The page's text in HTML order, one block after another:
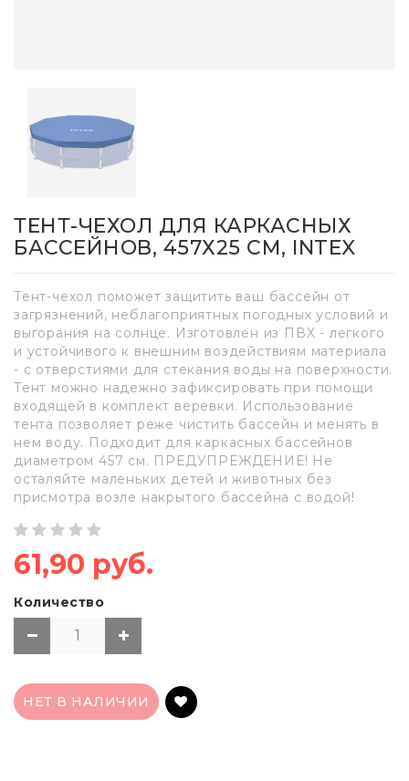
ТЕНТ-ЧЕХОЛ ДЛЯ КАРКАСНЫХ
БАССЕЙНОВ, 457Х25 СМ, INTEX
Тент-чехол поможет защитить ваш бассейн от
загрязнений, неблагоприятных погодных условий и
выгорания на солнце. Изготовлен из ПВХ - легкого
и устойчивого к внешним воздействиям материала
- с отверстиями для стекания воды на поверхности.
Тент можно надежно зафиксировать при помощи
входящей в комплект веревки. Использование
тента позволяет реже чистить бассейн и менять в
нем воду. Подходит для каркасных бассейнов
диаметром 457 см. ПРЕДУПРЕЖДЕНИЕ! Не
осталяйте маленьких детей и животных без
присмотра возле накрытого бассейна с водой!
61,90 руб.
Количество
НЕТ В НАЛИЧИИ